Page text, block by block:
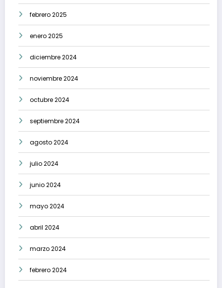
febrero 2025
enero 2025
diciembre 2024
noviembre 2024
octubre 2024
septiembre 2024
agosto 2024
julio 2024
junio 2024
mayo 2024
abril 2024
marzo 2024
febrero 2024